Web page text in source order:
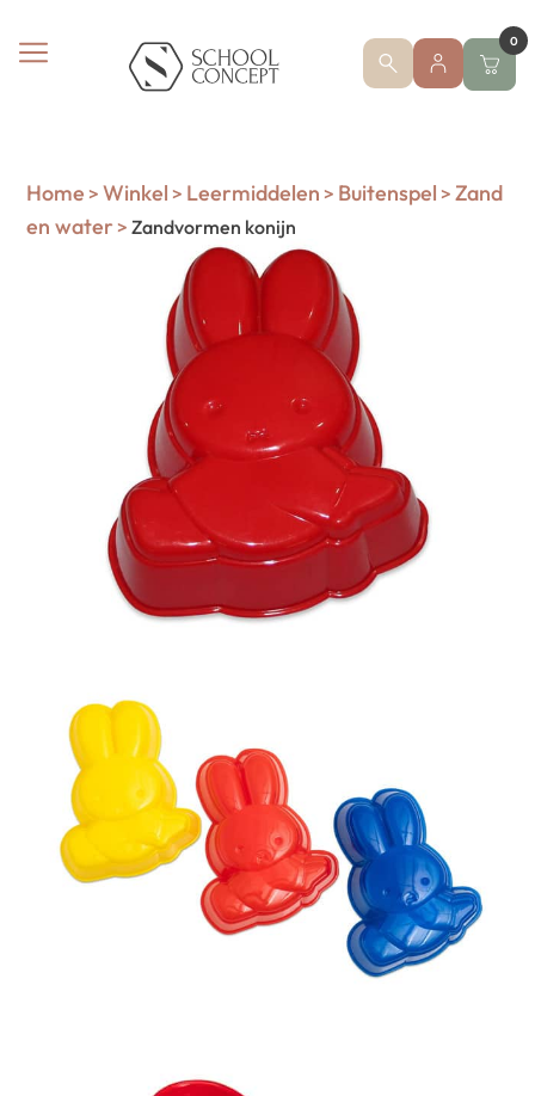
0
Home > Winkel > Leermiddelen > Buitenspel > Zand
en water> Zandvormen konijn